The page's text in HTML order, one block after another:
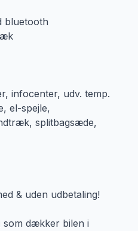
bluetooth
infocenter, udv. temp.
el-spejle,
splitbagsæde,
& uden udbetaling!
som dækker bilen i